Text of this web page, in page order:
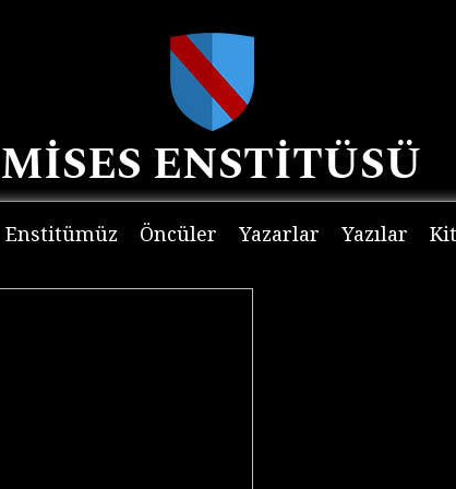
MİSES ENSTİTÜSÜ
Enstitümüz Öncüler Yazarlar Yazılar